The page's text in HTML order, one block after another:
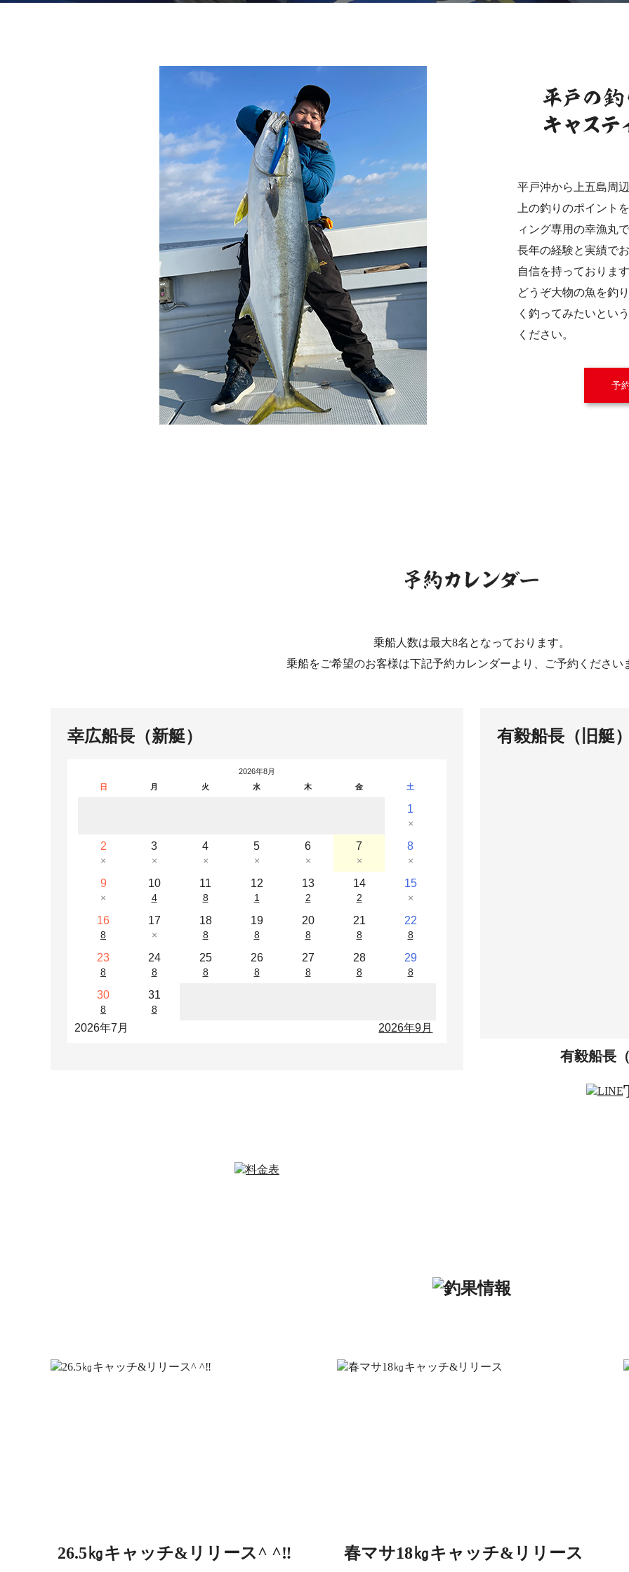
平戸沖から上五島周
上の釣りのポイント
ィング専用の幸漁丸で
長年の経験と実績で
自信を持っております
どうぞ大物の魚を釣
く釣ってみたいとい
ください。
予
乗船人数は最大8名となっております。
乗船をご希望のお客様は下記予約カレンダーより、ご予約ください
幸広船長（新艇）
2026年8月
日
月 火 水 木 金 土
1
×
2
×
3
×
4
×
5
×
6
×
7
×
8
×
9
×
10
4
11
8
12
1
13
2
14
2
15
×
16
8
17
×
18
8
19
8
20
8
21
8
22
8
23
8
24
8
25
8
26
8
27
8
28
8
29
8
30
8
31
8
2026年7月 2026年9月
有毅船長（旧艇）
有毅船長
26.5㎏キャッチ&リリース^ ^‼︎ 春マサ18㎏キャッチ&リリース